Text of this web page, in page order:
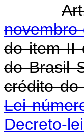
novembro
do item II
do Brasil
crédito
Lei
Decreto-